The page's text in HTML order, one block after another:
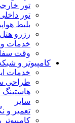
تور
تور
بلیط
رزرو هتل
خدمات
وقت
کامپیوتر و
خدمات
طراحی
هاستینگ
سایر
تعمیر و